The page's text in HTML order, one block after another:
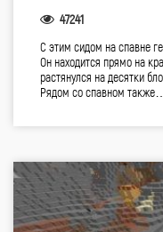
47241
С этим сидом на спавне
Он находится прямо на
растянулся на десятки
Рядом со спавном также…